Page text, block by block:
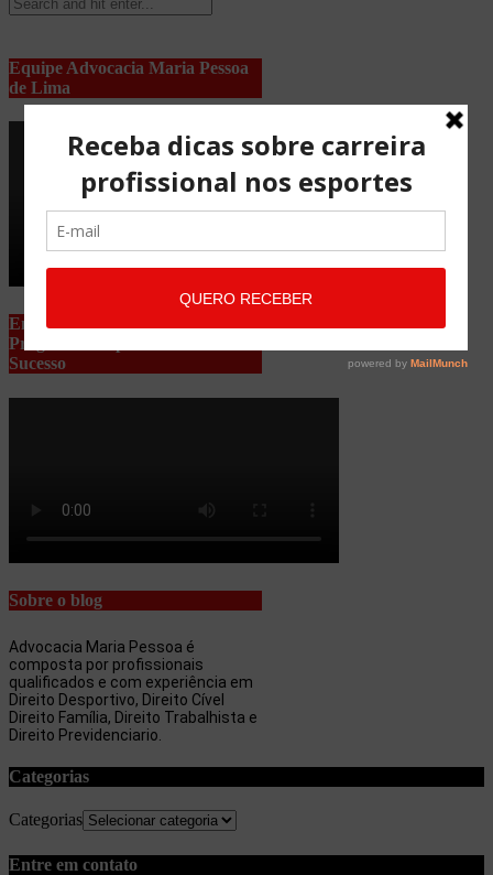
Equipe Advocacia Maria Pessoa
de Lima
Entrevista TV BAND –
Programa Empresários de
Sucesso
Sobre o blog
Advocacia Maria Pessoa é
composta por profissionais
qualificados e com experiência em
Direito Desportivo, Direito Cível
Direito Família, Direito Trabalhista e
Direito Previdenciario.
Categorias
Categorias
Entre em contato